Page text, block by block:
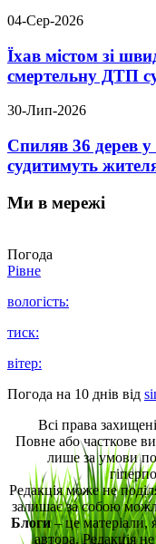
04-Сер-2026
Їхав містом зі
смертельну ДТП
30-Лип-2026
Спиляв 36 дерев у
судитимуть
Ми в мережі
Погода
Рівне
вологість:
тиск:
вітер:
Погода на 10 днів від
Всі права
Повне або часткове
лише за умови
Редакція може не
залишає за собою
Блоги– це матеріали,
автора. Редакція не